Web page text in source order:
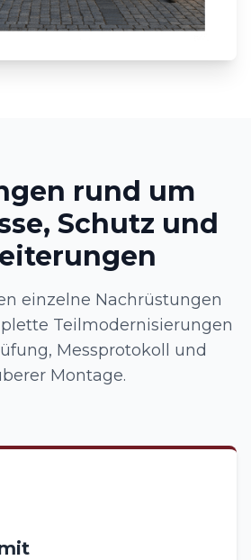
rund um
Schutz und
einzelne Nachrüstungen
Teilmodernisierungen
Messprotokoll und
Montage.